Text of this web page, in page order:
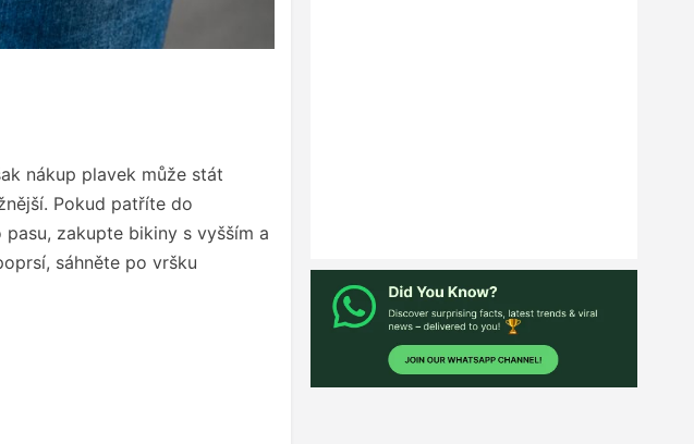
nákup plavek může stát
Pokud patříte do
zakupte bikiny s vyšším a
sáhněte po vršku